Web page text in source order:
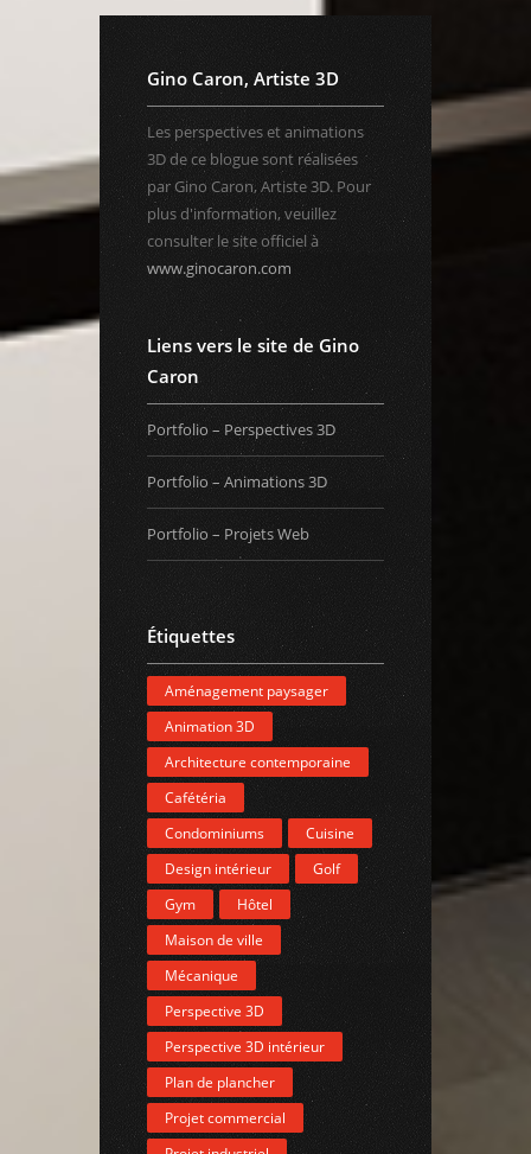
Gino Caron, Artiste 3D
Les perspectives et animations
3D de ce blogue sont réalisées
par Gino Caron, Artiste 3D. Pour
plus d'information, veuillez
consulter le site officiel à
www.ginocaron.com
Liens vers le site de Gino
Caron
Portfolio – Perspectives 3D
Portfolio – Animations 3D
Portfolio – Projets Web
Étiquettes
Aménagement paysager
Animation 3D
Architecture contemporaine
Cafétéria
Condominiums
Cuisine
Design intérieur
Golf
Gym
Hôtel
Maison de ville
Mécanique
Perspective 3D
Perspective 3D intérieur
Plan de plancher
Projet commercial